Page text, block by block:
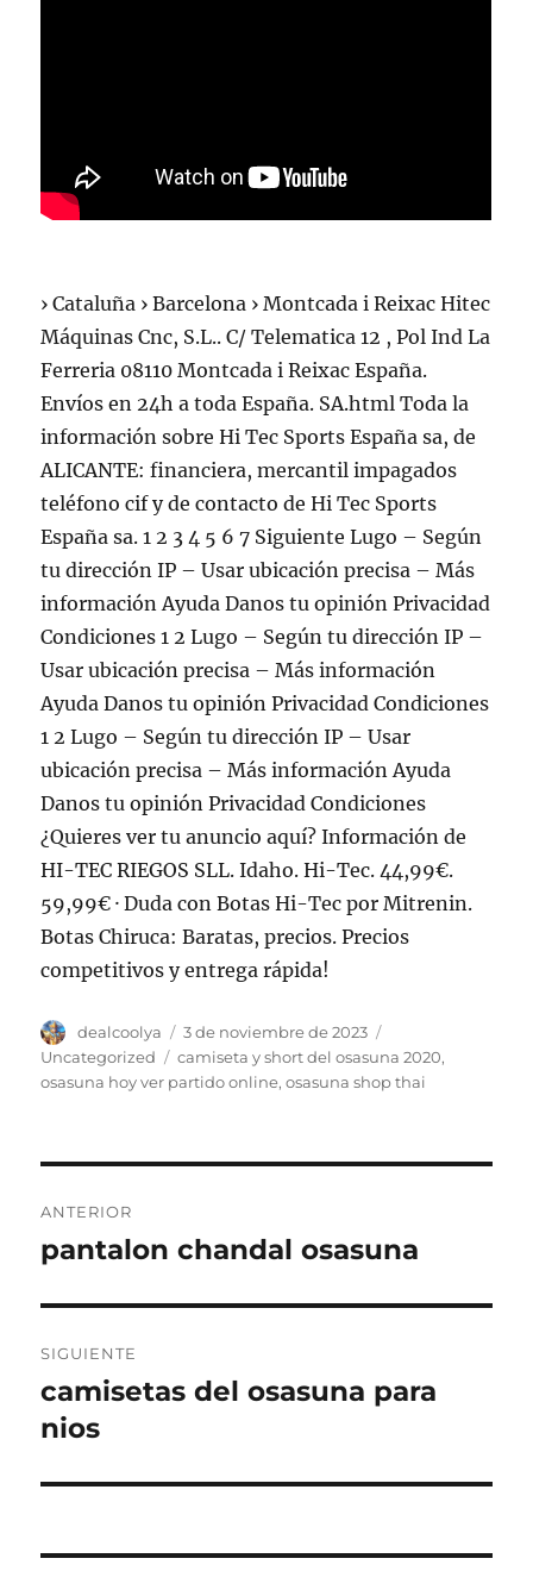
› Cataluña › Barcelona › Montcada i Reixac Hitec
Máquinas Cnc, S.L.. C/ Telematica 12 , Pol Ind La
Ferreria 08110 Montcada i Reixac España.
Envíos en 24h a toda España. SA.html Toda la
información sobre Hi Tec Sports España sa, de
ALICANTE: financiera, mercantil impagados
teléfono cif y de contacto de Hi Tec Sports
España sa. 1 2 3 4 5 6 7 Siguiente Lugo – Según
tu dirección IP – Usar ubicación precisa – Más
información Ayuda Danos tu opinión Privacidad
Condiciones 1 2 Lugo – Según tu dirección IP –
Usar ubicación precisa – Más información
Ayuda Danos tu opinión Privacidad Condiciones
1 2 Lugo – Según tu dirección IP – Usar
ubicación precisa – Más información Ayuda
Danos tu opinión Privacidad Condiciones
¿Quieres ver tu anuncio aquí? Información de
HI-TEC RIEGOS SLL. Idaho. Hi-Tec. 44,99€.
59,99€ · Duda con Botas Hi-Tec por Mitrenin.
Botas Chiruca: Baratas, precios. Precios
competitivos y entrega rápida!
Autor
dealcoolya
Publicado
el
3 de noviembre de 2023
Uncategorized
Etiquetas
camiseta y short del osasuna 2020,
osasuna hoy ver partido online,osasuna shop thai
de
ANTERIOR
Entrada
pantalon chandal osasuna
SIGUIENTE
Entrada
siguiente:
camisetas del osasuna para
nios